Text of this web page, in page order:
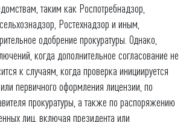
таким как Роспотребнадзор,
Ростехнадзор и иным,
одобрение прокуратуры. Однако,
когда дополнительное согласование не
к случаям, когда проверка инициируется
первичного оформления лицензии, по
прокуратуры, а также по распоряжению
лиц, включая президента или